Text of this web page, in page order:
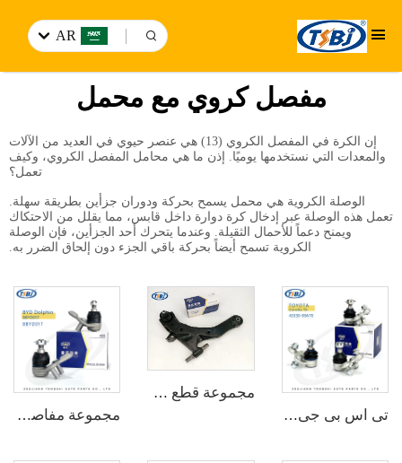
AR
مفصل كروي مع محمل
إن الكرة في المفصل الكروي (13) هي عنصر حيوي في العديد من الآلات
والمعدات التي نستخدمها يوميًا. إذن ما هي محامل المفصل الكروي، وكيف
تعمل؟
الوصلة الكروية هي محمل يسمح بحركة ودوران جزأين بطريقة سهلة.
تعمل هذه الوصلة عبر إدخال كرة دوارة داخل قابس، مما يقلل من الاحتكاك
ويمنح دعماً للأحمال الثقيلة. وعندما يتحرك أحد الجزأين، فإن الوصلة
الكروية تسمح أيضاً بحركة باقي الجزء دون إلحاق الضرر به.
تى اس بى جى مصنع قطع غيار سيارات ذات جودة عالية المفصل الكروي ليس/يمين للسيارات تويوتا كورولا 19- رقم الأصلي: 43330-09A70
مجموعة قطع غيار السيارات ذات جودة عالية تي رود إند بال جوينت كونترول آرم لسيارة هيونداي إلانترا الأصلية رقم 54501-2D000 55530-17010
مجموعة مفاصل الكرات للتعليق والقيادة ذات الجودة العالية بالجملة لسيارات هوندا الأصلي: 51220-TR0-A01